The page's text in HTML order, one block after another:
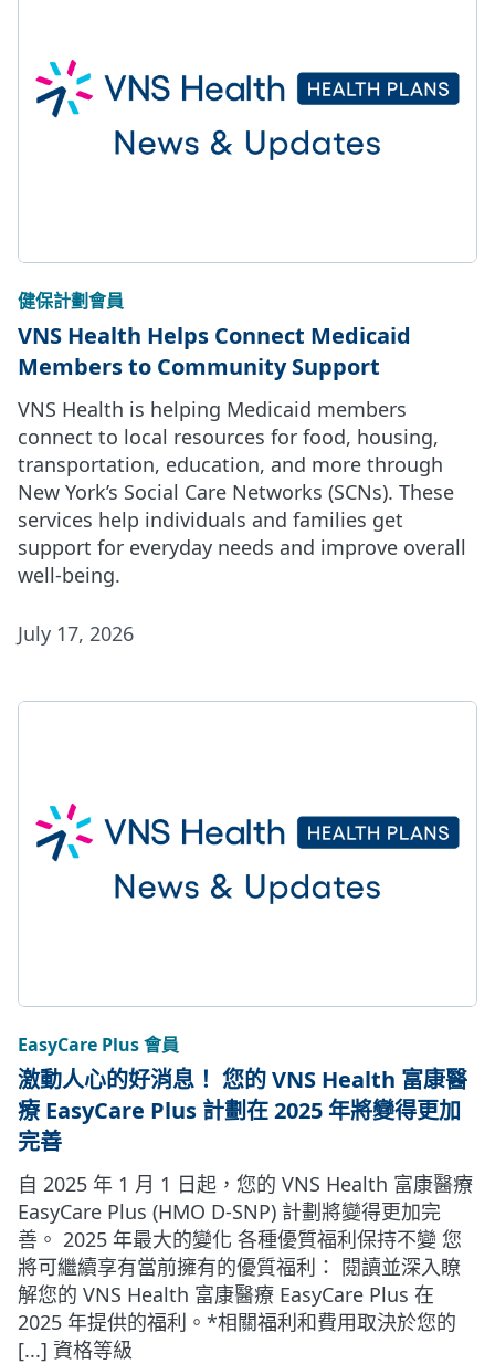
健保計劃會員
VNS Health Helps Connect Medicaid
Members to Community Support
VNS Health is helping Medicaid members
connect to local resources for food, housing,
transportation, education, and more through
New York’s Social Care Networks (SCNs). These
services help individuals and families get
support for everyday needs and improve overall
well-being.
July 17, 2026
EasyCare Plus 會員
激動人心的好消息！ 您的 VNS Health 富康醫
療 EasyCare Plus 計劃在 2025 年將變得更加
完善
自 2025 年 1 月 1 日起，您的 VNS Health 富康醫療
EasyCare Plus (HMO D-SNP) 計劃將變得更加完
善。 2025 年最大的變化 各種優質福利保持不變 您
將可繼續享有當前擁有的優質福利： 閱讀並深入瞭
解您的 VNS Health 富康醫療 EasyCare Plus 在
2025 年提供的福利。*相關福利和費用取決於您的
[...] 資格等級